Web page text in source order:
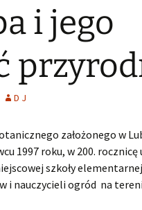
Archiwalne
i jego
D J
założonego w
1997 roku, w 200. rocznicę
szkoły
i nauczycieli ogród na